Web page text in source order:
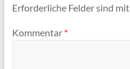
Erforderliche Felder sind mit
Kommentar *